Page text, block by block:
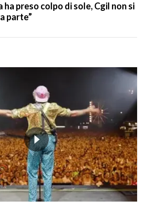
ha preso colpo di sole, Cgil non si
parte”